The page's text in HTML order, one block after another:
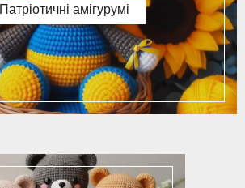
Патріотичні амігурумі